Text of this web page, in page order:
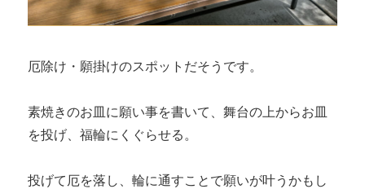
厄除け・願掛けのスポットだそうです。
素焼きのお皿に願い事を書いて、舞台の上からお皿
を投げ、福輪にくぐらせる。
投げて厄を落し、輪に通すことで願いが叶うかもし